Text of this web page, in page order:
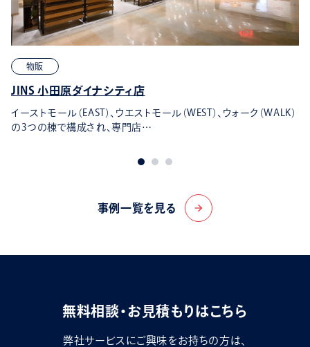
物販
JINS 小田原ダイナシティ店
イーストモール（EAST）、ウエストモール（WEST）、ウォーク（WALK）
の3つの棟で構成され、専門店…
事例一覧を見る arrow_forward
無料相談・お見積もりはこちら
弊社サービスにご興味をお持ちの方は、